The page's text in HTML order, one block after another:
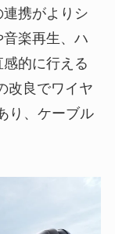
携がよりシ
楽再生、ハ
的に行える
改良でワイヤ
り、ケーブル